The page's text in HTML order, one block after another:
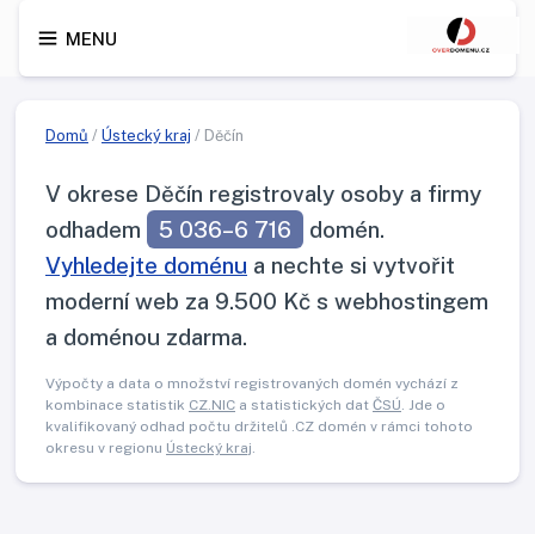
MENU
Domů / Ústecký kraj / Děčín
V okrese Děčín registrovaly osoby a firmy
odhadem
5 036–6 716
domén.
Vyhledejte doménu a nechte si vytvořit
moderní web za 9.500 Kč s webhostingem
a doménou zdarma.
Výpočty a data o množství registrovaných domén vychází z
kombinace statistik CZ.NIC a statistických dat ČSÚ. Jde o
kvalifikovaný odhad počtu držitelů .CZ domén v rámci tohoto
okresu v regionu Ústecký kraj.